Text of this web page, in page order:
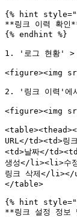
{% hint
**링크 이력 확인
{% endhint %}
1. '로그 현황' > '
<figure><img
2. '링크 이력'에
<figure><img
URL</td><td>
<td>날짜</
생성</li><li>수
링크 삭제</li></
</table>
{% hint
**링크 설정 정보